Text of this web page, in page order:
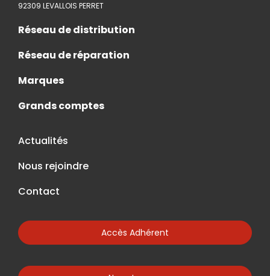
92309 LEVALLOIS PERRET
Réseau de distribution
Réseau de réparation
Marques
Grands comptes
Actualités
Nous rejoindre
Contact
Accès Adhérent